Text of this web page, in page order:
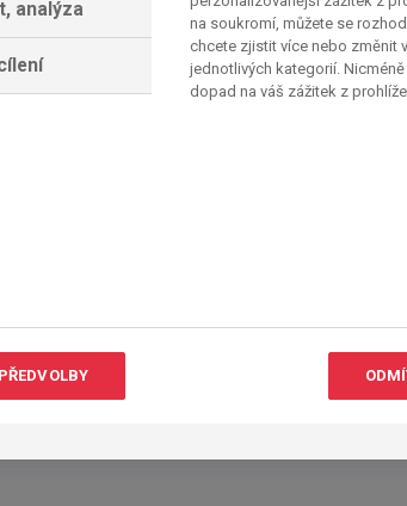
na MS budou bojovat příští týden s
Irsku se výtečným výkonem
dalekonosnou střelou otevřel
Irsko se na MS neprobojovalo
analýza
na soukromí, můžete se
chcete zjistit více nebo změnit
jednotlivých kategorií.
dopad na váš zážitek z